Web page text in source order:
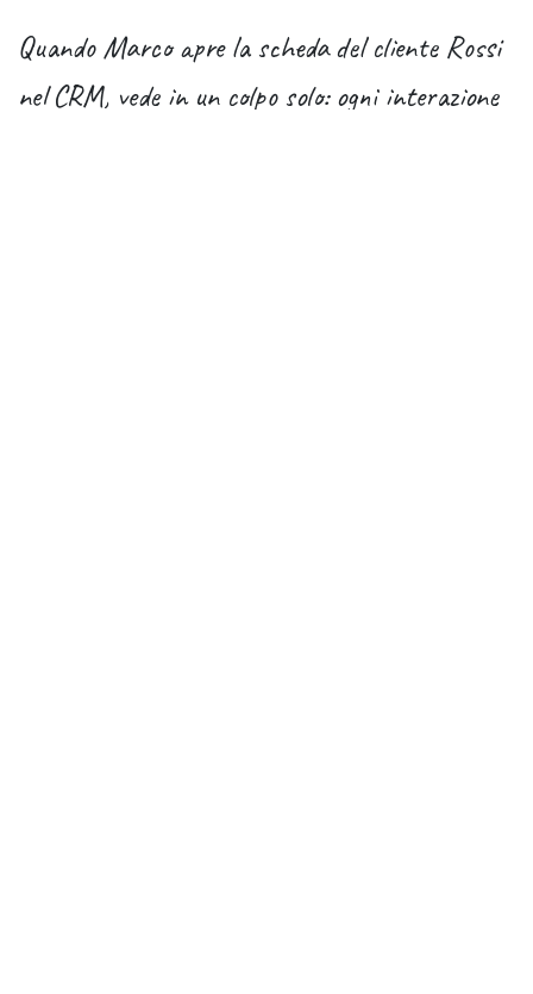
Quando Marco apre la scheda del cliente Rossi
nel CRM, vede in un colpo solo: ogni interazione